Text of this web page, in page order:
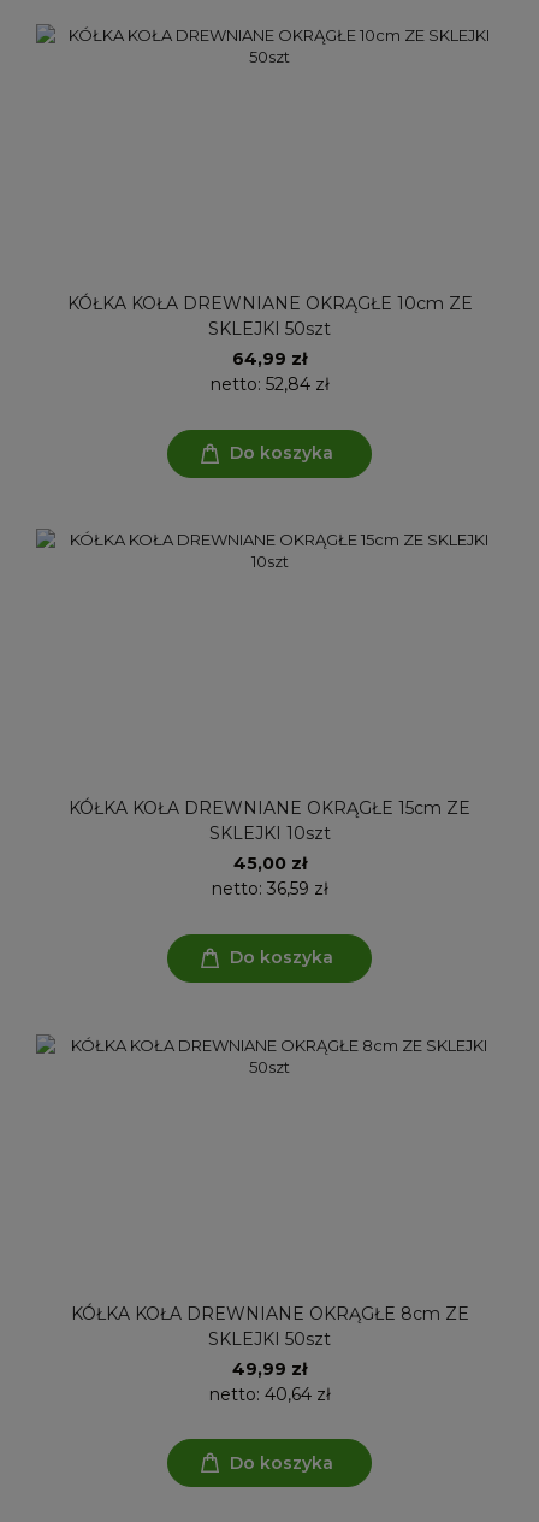
KÓŁKA KOŁA DREWNIANE OKRĄGŁE 10cm ZE
SKLEJKI 50szt
64,99 zł
netto: 52,84 zł
Do koszyka
KÓŁKA KOŁA DREWNIANE OKRĄGŁE 15cm ZE
SKLEJKI 10szt
45,00 zł
netto: 36,59 zł
Do koszyka
KÓŁKA KOŁA DREWNIANE OKRĄGŁE 8cm ZE
SKLEJKI 50szt
49,99 zł
netto: 40,64 zł
Do koszyka